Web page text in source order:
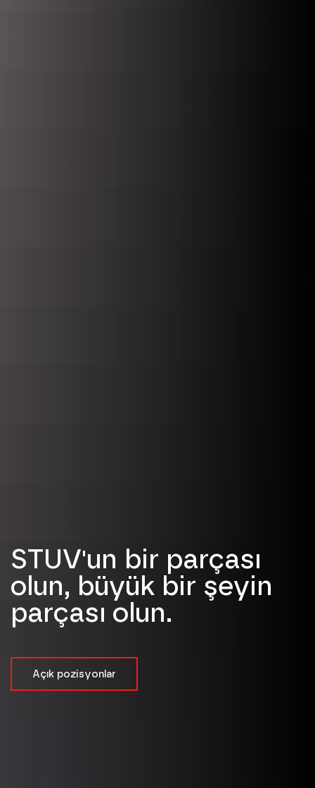
STUV'un bir parçası
olun, büyük bir şeyin
parçası olun.
Açık pozisyonlar